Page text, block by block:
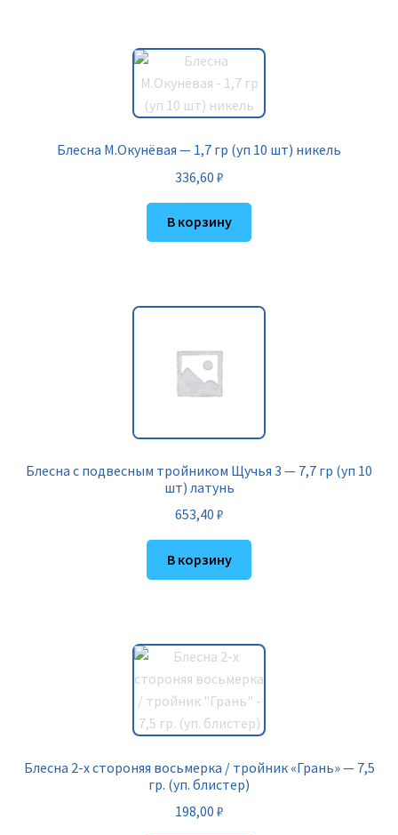
Блесна М.Окунёвая — 1,7 гр (уп 10 шт) никель
336,60 ₽
В корзину
Блесна с подвесным тройником Щучья 3 — 7,7 гр (уп 10
шт) латунь
653,40 ₽
В корзину
Блесна 2-х стороняя восьмерка / тройник «Грань» — 7,5
гр. (уп. блистер)
198,00 ₽